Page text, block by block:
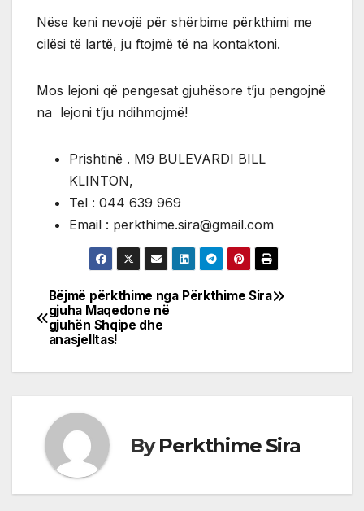
Nëse keni nevojë për shërbime përkthimi me
cilësi të lartë, ju ftojmë të na kontaktoni.
Mos lejoni që pengesat gjuhësore t’ju pengojnë
na lejoni t’ju ndihmojmë!
Prishtinë . M9 BULEVARDI BILL
KLINTON,
Tel : 044 639 969
Email : perkthime.sira@gmail.com
Post
navigation
Përkthime Sira
Bëjmë përkthime nga
gjuha Maqedone në
gjuhën Shqipe dhe
anasjelltas!
ByPerkthime Sira